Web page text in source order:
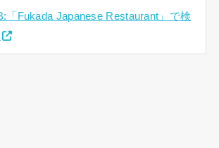
「Fukada Japanese Restaurant」で検